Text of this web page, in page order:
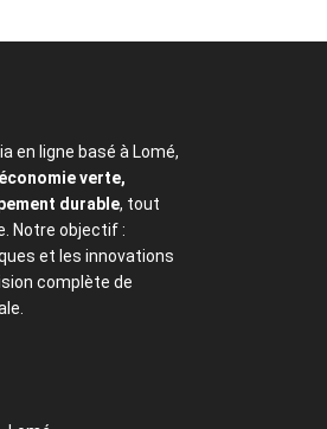
en ligne basé à Lomé,
verte,
durable, tout
Notre objectif :
et les innovations
complète de